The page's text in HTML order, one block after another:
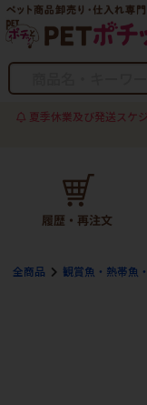
夏季休業及び発送スケ
全商品 観賞魚・熱帯魚